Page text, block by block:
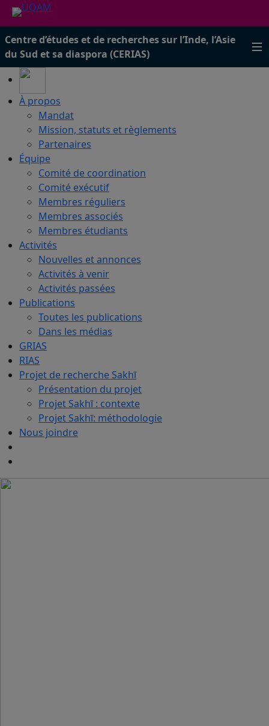
Centre d’études et de recherches sur l’Inde, l’Asie
du Sud et sa diaspora (CERIAS)
À propos
Mandat
Mission, statuts et règlements
Partenaires
Équipe
Comité de coordination
Comité exécutif
Membres réguliers
Membres associés
Membres étudiants
Activités
Nouvelles et annonces
Activités à venir
Activités passées
Publications
Toutes les publications
Dans les médias
GRIAS
RIAS
Projet de recherche Sakhī
Présentation du projet
Projet Sakhī : contexte
Projet Sakhī: méthodologie
Nous joindre